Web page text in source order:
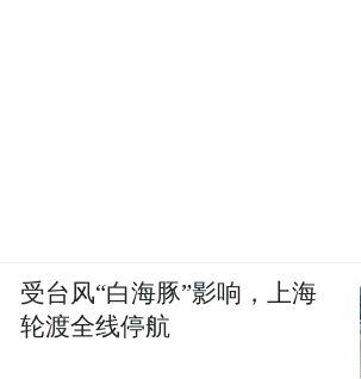
受台风“白海豚”影响，上海
轮渡全线停航